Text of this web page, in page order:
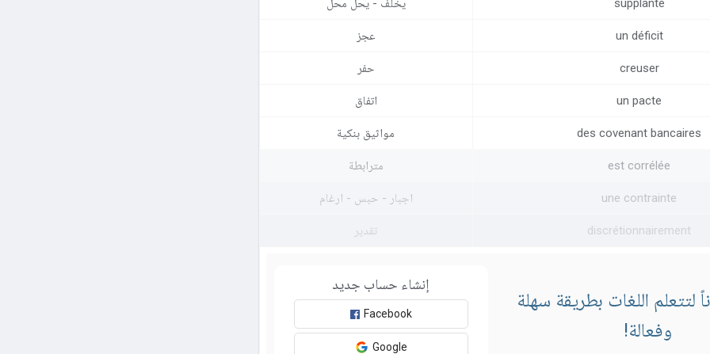
supplanté يخلف - يحل محل
un déficit عجز
creuser حفر
un pacte اتفاق
des covenant bancaires مواثيق بنكية
est corrélée مترابطة
une contrainte اجبار - حبس - ارغام
discrétionnairement تقدير
اللغات بطريقة سهلة
وفعالة!
إنشاء حساب جديد
Facebook
Google